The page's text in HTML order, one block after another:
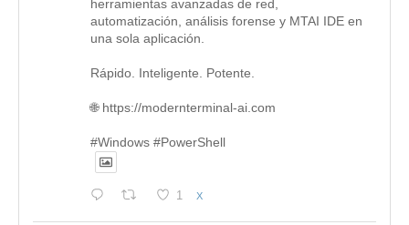
herramientas avanzadas de red,
automatización, análisis forense y MTAI IDE en
una sola aplicación.
Rápido. Inteligente. Potente.
🌐 https://modernterminal-ai.com
#Windows #PowerShell
1 X